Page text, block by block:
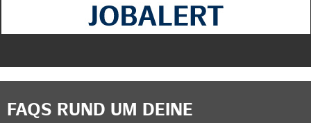
FAQS RUND UM DEINE